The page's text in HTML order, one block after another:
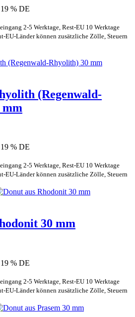
% DE
2-5 Werktage, Rest-EU 10 Werktage
EU-Länder können zusätzliche Zölle, Steuern
(Regenwald-
% DE
2-5 Werktage, Rest-EU 10 Werktage
EU-Länder können zusätzliche Zölle, Steuern
30 mm
% DE
2-5 Werktage, Rest-EU 10 Werktage
EU-Länder können zusätzliche Zölle, Steuern